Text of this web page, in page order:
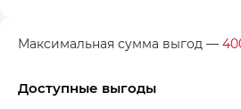
Максимальная сумма выгод —
Доступные выгоды